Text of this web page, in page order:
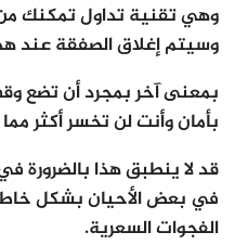
وهي تقنية تداول تمكنك
وسيتم إغلاق الصفقة عند
بمعنى آخر بمجرد أن تضع
بأمان وأنت لن تخسر أكثر
قد لا ينطبق هذا
في بعض الأحيان بشكل
الفجوات السعرية.